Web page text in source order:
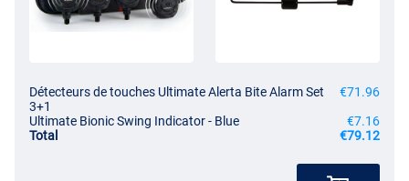
Détecteurs de touches Ultimate Alerta Bite Alarm Set
3+1
€71.96
Ultimate Bionic Swing Indicator - Blue
€7.16
Total
€79.12